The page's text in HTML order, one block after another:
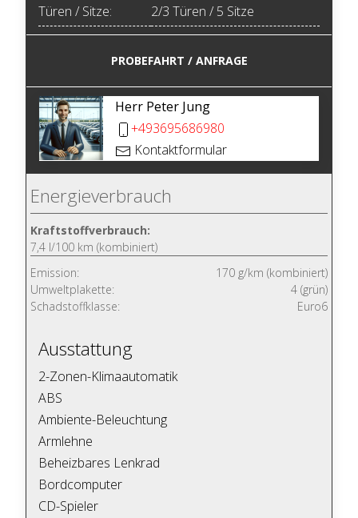
Türen / Sitze:
2/3 Türen / 5 Sitze
PROBEFAHRT / ANFRAGE
Herr Peter Jung
+493695686980
Kontaktformular
Energieverbrauch
Kraftstoffverbrauch:
7,4 l/100 km (kombiniert)
Emission:
170 g/km (kombiniert)
Umweltplakette:
4 (grün)
Schadstoffklasse:
Euro6
Ausstattung
2-Zonen-Klimaautomatik
ABS
Ambiente-Beleuchtung
Armlehne
Beheizbares Lenkrad
Bordcomputer
CD-Spieler